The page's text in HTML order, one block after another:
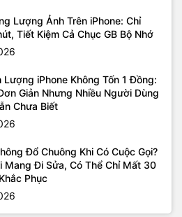
Lượng Ảnh Trên iPhone: Chỉ
Tiết Kiệm Cả Chục GB Bộ Nhớ
Lượng iPhone Không Tốn 1 Đồng:
Giản Nhưng Nhiều Người Dùng
Chưa Biết
Đổ Chuông Khi Có Cuộc Gọi?
Mang Đi Sửa, Có Thể Chỉ Mất 30
Phục